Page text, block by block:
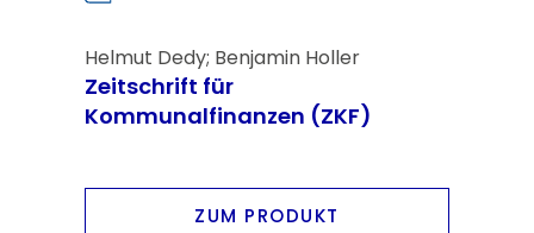
Helmut Dedy; Benjamin Holler
Zeitschrift für
Kommunalfinanzen (ZKF)
ZUM PRODUKT